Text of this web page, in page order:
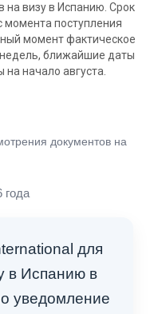
на визу в Испанию. Срок
момента поступления
момент фактическое
ближайшие даты
на начало августа.
документов на
года
для
в Испанию в
уведомление